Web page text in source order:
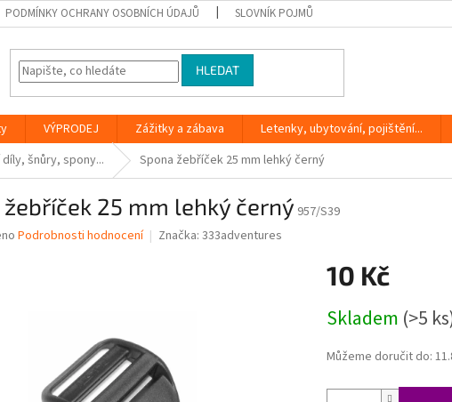
PODMÍNKY OCHRANY OSOBNÍCH ÚDAJŮ SLOVNÍK POJMŮ
HLEDAT
VÝPRODEJ Zážitky a zábava Letenky, ubytování, pojištění...
díly, šnůry, spony... Spona žebříček 25 mm lehký černý
žebříček 25 mm lehký černý 957/S39
Podrobnosti hodnocení Značka: 333adventures
10 Kč
cena:
Skladem (>5
Můžeme doručit do: